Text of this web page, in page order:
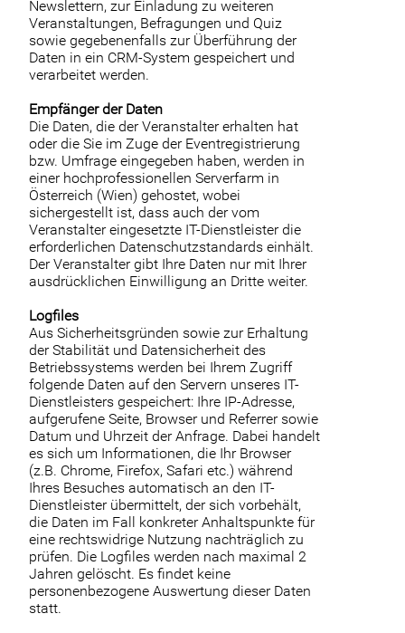
Newslettern, zur Einladung zu weiteren
Veranstaltungen, Befragungen und Quiz
sowie gegebenenfalls zur Überführung der
Daten in ein CRM-System gespeichert und
verarbeitet werden.
Empfänger der Daten
Die Daten, die der Veranstalter erhalten hat
oder die Sie im Zuge der Eventregistrierung
bzw. Umfrage eingegeben haben, werden in
einer hochprofessionellen Serverfarm in
Österreich (Wien) gehostet, wobei
sichergestellt ist, dass auch der vom
Veranstalter eingesetzte IT-Dienstleister die
erforderlichen Datenschutzstandards einhält.
Der Veranstalter gibt Ihre Daten nur mit Ihrer
ausdrücklichen Einwilligung an Dritte weiter.
Logfiles
Aus Sicherheitsgründen sowie zur Erhaltung
der Stabilität und Datensicherheit des
Betriebssystems werden bei Ihrem Zugriff
folgende Daten auf den Servern unseres IT-
Dienstleisters gespeichert: Ihre IP-Adresse,
aufgerufene Seite, Browser und Referrer sowie
Datum und Uhrzeit der Anfrage. Dabei handelt
es sich um Informationen, die Ihr Browser
(z.B. Chrome, Firefox, Safari etc.) während
Ihres Besuches automatisch an den IT-
Dienstleister übermittelt, der sich vorbehält,
die Daten im Fall konkreter Anhaltspunkte für
eine rechtswidrige Nutzung nachträglich zu
prüfen. Die Logfiles werden nach maximal 2
Jahren gelöscht. Es findet keine
personenbezogene Auswertung dieser Daten
statt.